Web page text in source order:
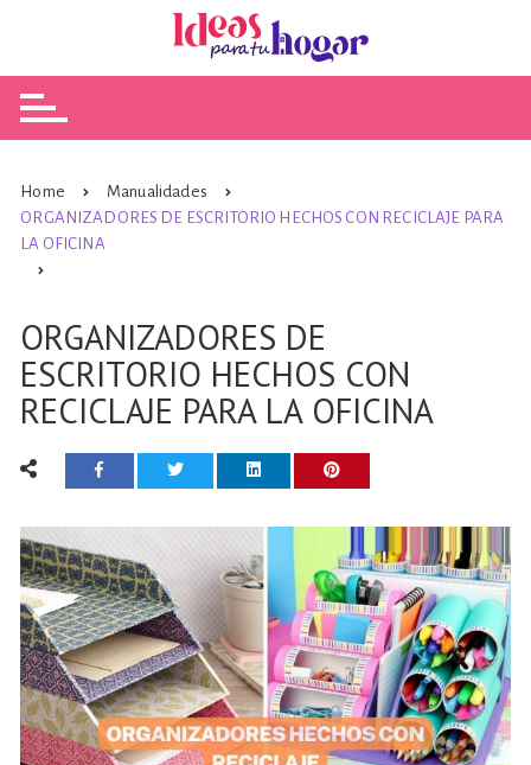
Home
Manualidades
ORGANIZADORES DE ESCRITORIO HECHOS CON RECICLAJE PARA
LA OFICINA
ORGANIZADORES DE
ESCRITORIO HECHOS CON
RECICLAJE PARA LA OFICINA